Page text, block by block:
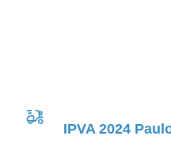
IPVA 2024